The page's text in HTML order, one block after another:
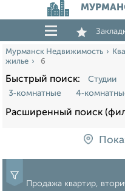
Мурманск Недвижимость
жилье
6
Быстрый поиск: Студии
3‑комнатные
Расширенный поиск
Продажа квартир,